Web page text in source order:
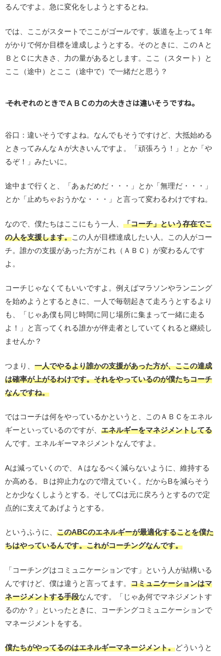
るんですよ。急に変化をしようとするとね。
では、ここがスタートでここがゴールです。坂道を上って１年
がかりで何か目標を達成しようとする。そのときに、このＡと
ＢとＣに大きさ、力の量があるとします。ここ（スタート）と
ここ（途中）とここ（途中で）で一緒だと思う？
―― それぞれのときでＡＢＣの力の大きさは違いそうですね。
谷口：違いそうですよね。なんでもそうですけど、大抵始める
ときってみんなＡが大きいんですよ。「頑張ろう！」とか「や
るぞ！」みたいに。
途中まで行くと、「あぁだめだ・・・」とか「無理だ・・・」
とか「止めちゃおうかな・・・」と言って変わるわけですね。
なので、僕たちはここにもう一人、 「コーチ」という存在でこ
の人を支援します。この人が目標達成したい人。この人がコー
チ。誰かの支援があった方がこれ（ＡＢＣ）が変わるんです
よ。
コーチじゃなくてもいいですよ。例えばマラソンやランニング
を始めようとするときに、一人で毎朝起きて走ろうとするより
も、「じゃあ僕も同じ時間に同じ場所に集まって一緒に走る
よ！」と言ってくれる誰かが伴走者としていてくれると継続し
ませんか？
つまり、 一人でやるより誰かの支援があった方が、ここの達成
は確率が上がるわけです。それをやっているのが僕たちコーチ
なんですね。
ではコーチは何をやっているかというと、このＡＢＣをエネル
ギーといっているのですが、 エネルギーをマネジメントしてる
んです。エネルギーマネジメントなんですよ。
Aは減っていくので、Ａはなるべく減らないように、維持する
か高める。Ｂは抑止力なので増えていく。だからBを減らそう
とか少なくしようとする。そしてCは元に戻ろうとするので定
点的に支えてあげようとする。
というふうに、 このABCのエネルギーが最適化することを僕た
ちはやっているんです。これがコーチングなんです。
「コーチングはコミュニケーションです」という人が結構いる
んですけど、僕は違うと言ってます。 コミュニケーションはマ
ネージメントする手段なんです。「じゃあ何でマネジメントす
るのか？」といったときに、コーチングコミュニケーションで
マネージメントをする。
僕たちがやってるのはエネルギーマネージメント。どういうと